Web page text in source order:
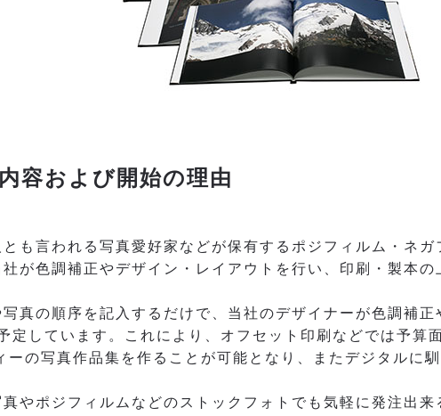
容および開始の理由
も言われる写真愛好家などが保有するポジフィルム・ネ
が色調補正やデザイン・レイアウトを行い、印刷・製本
真の順序を記入するだけで、当社のデザイナーが色調補
定しています。これにより、オフセット印刷などでは予算
の写真作品集を作ることが可能となり、またデジタルに
やポジフィルムなどのストックフォトでも気軽に発注出